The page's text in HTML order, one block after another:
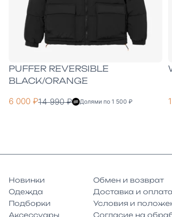
PUFFER REVERSIBLE
BLACK/ORANGE
6 000 ₽14 990 ₽ Долями по 1 500 ₽
Новинки
Одежда
Подборки
Аксессуары
Обмен и возврат
Доставка и оплата
Условия и
Согласие на